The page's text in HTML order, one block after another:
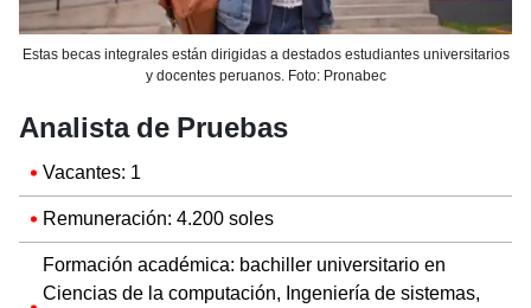
Estas becas integrales están dirigidas a destados estudiantes universitarios
y docentes peruanos. Foto: Pronabec
Analista de Pruebas
Vacantes: 1
Remuneración: 4.200 soles
Formación académica: bachiller universitario en
Ciencias de la computación, Ingeniería de sistemas,